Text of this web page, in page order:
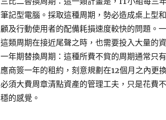
筆記型電腦。採取這種周期，勢必造成桌上型
顧及行動使用者的配備耗損速度較快的問題。
這類周期在接近尾聲之時，也需要投入大量的
一年期替換周期：這種所費不貲的周期通常只
應商簽一年的租約，刻意規劃在12個月之內更
必須大費周章清點資產的管理工夫，只是花費
穩的感覺。